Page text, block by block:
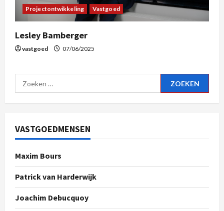
Projectontwikkeling Vastgoed
Lesley Bamberger
vastgoed 07/06/2025
VASTGOEDMENSEN
Maxim Bours
Patrick van Harderwijk
Joachim Debucquoy